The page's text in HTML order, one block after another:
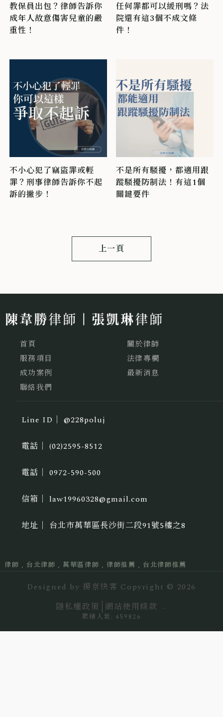
教保員出包？律師告訴你
成年人故意傷害兒童的嚴
重性！
任何罪都可以緩刑嗎？法
院還有這3個不成文條
件！
不小心犯了竊盜罪或輕
罪？刑事律師告訴你不起
訴的撇步！
不是所有騷擾，都適用跟
蹤騷擾防制法！有這1個
關鍵要件
上一頁
@228poluj
(02)2595-8512
0972-590-500
law19960328@gmail.com
台北市萬華區長沙街二段91號5樓之8
首頁
關於律師
服務項目
法律專欄
成功案例
最新消息
聯絡我們
律師 台北律師 萬華區律師 律師推薦 台北律師推薦
Designed by 揚京快客 Copyright © 2026
隱私權政策 網站使用條款
..
累積人氣: 459826